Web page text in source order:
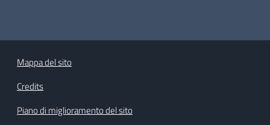
Mappa del sito
Credits
Piano di miglioramento del sito